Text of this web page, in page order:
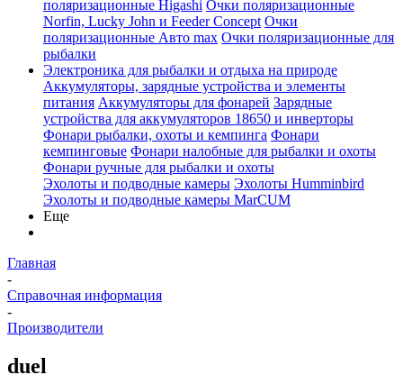
поляризационные Higashi Очки поляризационные
Norfin, Lucky John и Feeder Concept Очки
поляризационные Авто max Очки поляризационные для
рыбалки
Электроника для рыбалки и отдыха на природе
Аккумуляторы, зарядные устройства и элементы
питания Аккумуляторы для фонарей Зарядные
устройства для аккумуляторов 18650 и инверторы
Фонари рыбалки, охоты и кемпинга Фонари
кемпинговые Фонари налобные для рыбалки и охоты
Фонари ручные для рыбалки и охоты
Эхолоты и подводные камеры Эхолоты Humminbird
Эхолоты и подводные камеры MarCUM
Еще
Главная
-
Справочная информация
-
Производители
duel